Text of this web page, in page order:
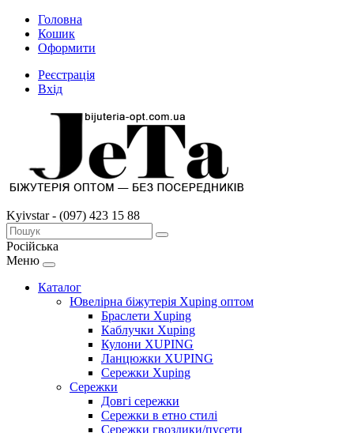
Головна
Кошик
Оформити
Реєстрація
Вхід
Kyivstar - (097) 423 15 88
Російська
Меню
Каталог
Ювелірна біжутерія Xuping оптом
Браслети Xuping
Каблучки Xuping
Кулони XUPING
Ланцюжки XUPING
Сережки Xuping
Сережки
Довгі сережки
Сережки в етно стилі
Сережки гвоздики/пусети